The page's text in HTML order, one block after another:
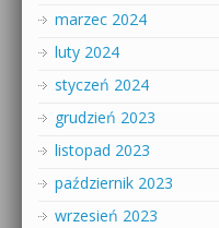
marzec 2024
luty 2024
styczeń 2024
grudzień 2023
listopad 2023
październik 2023
wrzesień 2023